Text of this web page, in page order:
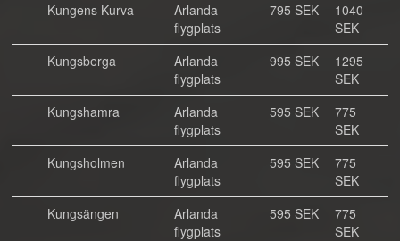
Kungens Kurva
Arlanda
flygplats
795 SEK
1040
SEK
Kungsberga
Arlanda
flygplats
995 SEK
1295
SEK
Kungshamra
Arlanda
flygplats
595 SEK
775
SEK
Kungsholmen
Arlanda
flygplats
595 SEK
775
SEK
Kungsängen
Arlanda
flygplats
595 SEK
775
SEK